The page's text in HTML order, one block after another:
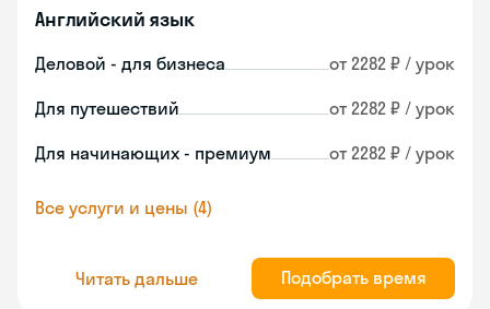
Английский язык
Деловой - для бизнеса от 2282 ₽ / урок
Для путешествий от 2282 ₽ / урок
Для начинающих - премиум от 2282 ₽ / урок
Все услуги и цены (4)
Читать дальше Подобрать время